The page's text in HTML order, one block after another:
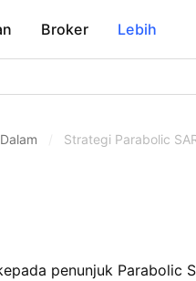
Broker Lebih
Strategi Parabolic
penunjuk Parabolic